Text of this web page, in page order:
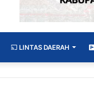
LINTAS DAERAH